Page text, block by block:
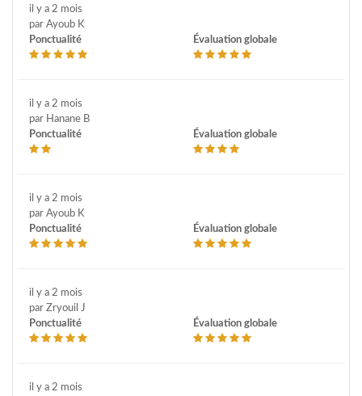
il y a 2 mois
par Ayoub K
Ponctualité
Évaluation globale
il y a 2 mois
par Hanane B
Ponctualité
Évaluation globale
il y a 2 mois
par Ayoub K
Ponctualité
Évaluation globale
il y a 2 mois
par Zryouil J
Ponctualité
Évaluation globale
il y a 2 mois